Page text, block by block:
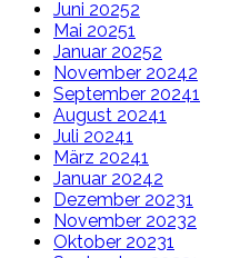
Juni 20252
Mai 20251
Januar 20252
November 20242
September 20241
August 20241
Juli 20241
März 20241
Januar 20242
Dezember 20231
November 20232
Oktober 20231